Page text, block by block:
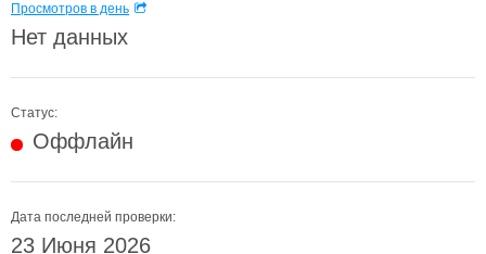
Просмотров в день
Нет данных
Статус:
Оффлайн
Дата последней проверки:
23 Июня 2026